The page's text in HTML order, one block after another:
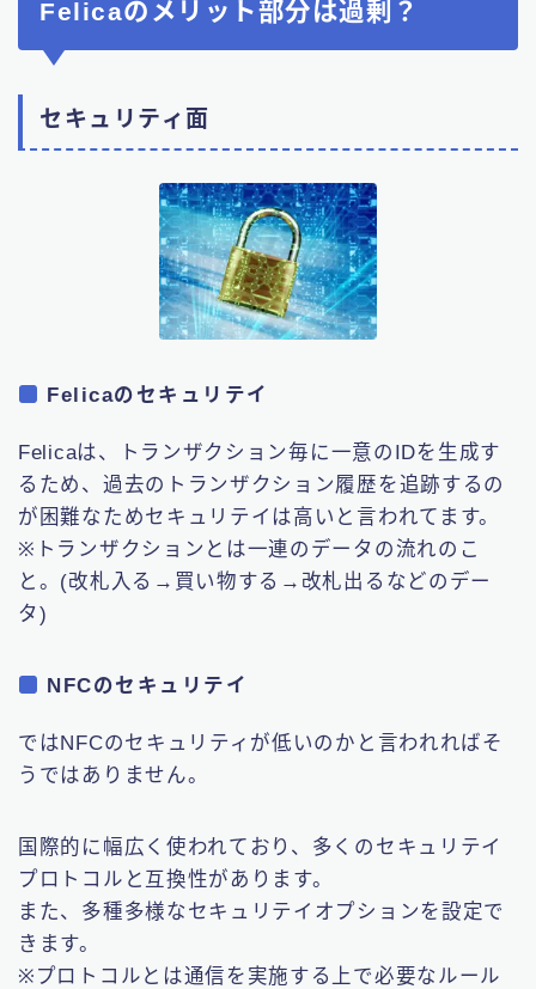
Felicaのメリット部分は過剰？
セキュリティ面
Felicaのセキュリテイ
Felicaは、トランザクション毎に一意のIDを生成す
るため、過去のトランザクション履歴を追跡するの
が困難なためセキュリテイは高いと言われてます。
※トランザクションとは一連のデータの流れのこ
と。(改札入る→買い物する→改札出るなどのデー
タ)
NFCのセキュリテイ
ではNFCのセキュリティが低いのかと言われればそ
うではありません。
国際的に幅広く使われており、多くのセキュリテイ
プロトコルと互換性があります。
また、多種多様なセキュリテイオプションを設定で
きます。
※プロトコルとは通信を実施する上で必要なルール